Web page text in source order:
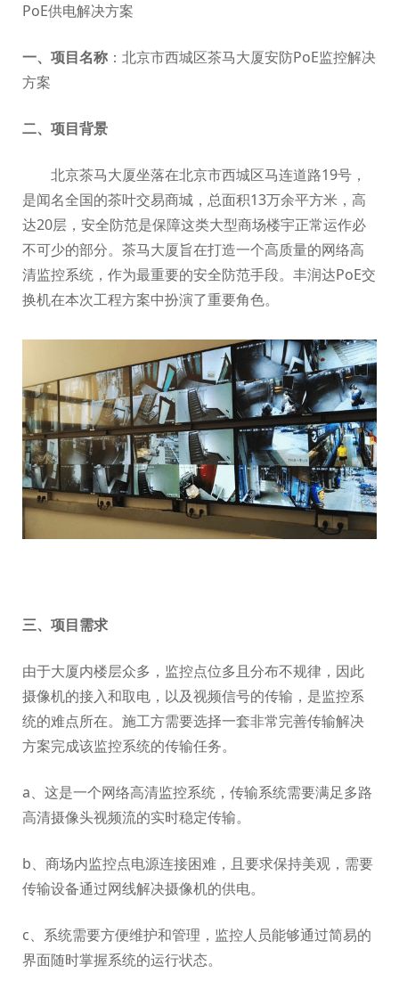
PoE供电解决方案
一、项目名称 ：北京市西城区茶马大厦安防PoE监控解决
方案
二、项目背景
北京茶马大厦坐落在北京市西城区马连道路19号，
是闻名全国的茶叶交易商城，总面积13万余平方米，高
达20层，安全防范是保障这类大型商场楼宇正常运作必
不可少的部分。茶马大厦旨在打造一个高质量的网络高
清监控系统，作为最重要的安全防范手段。丰润达PoE交
换机在本次工程方案中扮演了重要角色。
三、项目需求
由于大厦内楼层众多，监控点位多且分布不规律，因此
摄像机的接入和取电，以及视频信号的传输，是监控系
统的难点所在。施工方需要选择一套非常完善传输解决
方案完成该监控系统的传输任务。
a、这是一个网络高清监控系统，传输系统需要满足多路
高清摄像头视频流的实时稳定传输。
b、商场内监控点电源连接困难，且要求保持美观，需要
传输设备通过网线解决摄像机的供电。
c、系统需要方便维护和管理，监控人员能够通过简易的
界面随时掌握系统的运行状态。